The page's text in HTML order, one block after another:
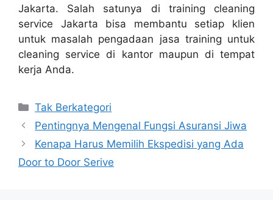
Jakarta. Salah satunya di training cleaning
service Jakarta bisa membantu setiap klien
untuk masalah pengadaan jasa training untuk
cleaning service di kantor maupun di tempat
kerja Anda.
Categories
Tak Berkategori
Pentingnya Mengenal Fungsi Asuransi Jiwa
Kenapa Harus Memilih Ekspedisi yang Ada
Door to Door Serive